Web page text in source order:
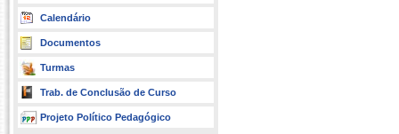
Calendário
Documentos
Turmas
Trab. de Conclusão de Curso
Projeto Político Pedagógico